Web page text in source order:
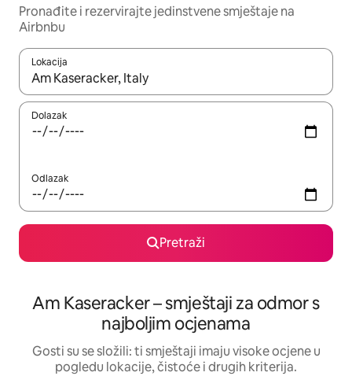
Pronađite i rezervirajte jedinstvene smještaje na
Airbnbu
Lokacija
Kada budu dostupni rezultati, moći ćete ih pregledati
Dolazak
Odlazak
Pretraži
Am Kaseracker – smještaji za odmor s
najboljim ocjenama
Gosti su se složili: ti smještaji imaju visoke ocjene u
pogledu lokacije, čistoće i drugih kriterija.